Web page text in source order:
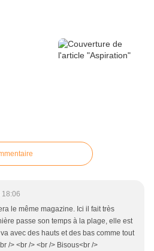
18:06
le même magazine. Ici il fait très
passe son temps à la plage, elle est
avec des hauts et des bas comme tout
/> <br /> <br /> Bisous<br />